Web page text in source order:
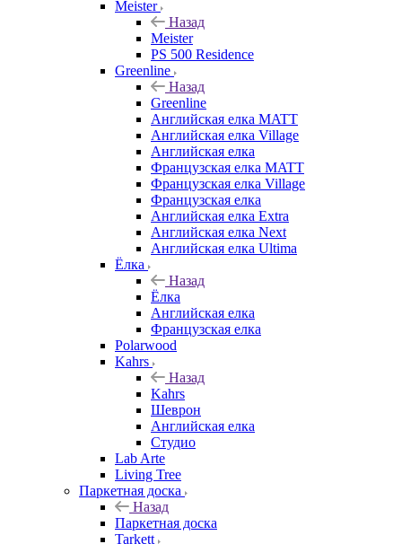
Meister
Назад
Meister
PS 500 Residence
Greenline
Назад
Greenline
Английская елка MATT
Английская елка Village
Английская елка
Французская елка MATT
Французская елка Village
Французская елка
Английская елка Extra
Английская елка Next
Английская елка Ultima
Ёлка
Назад
Ёлка
Английская елка
Французская елка
Polarwood
Kahrs
Назад
Kahrs
Шеврон
Английская елка
Студио
Lab Arte
Living Tree
Паркетная доска
Назад
Паркетная доска
Tarkett